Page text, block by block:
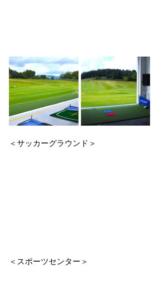
＜サッカーグラウンド＞
＜スポーツセンター＞